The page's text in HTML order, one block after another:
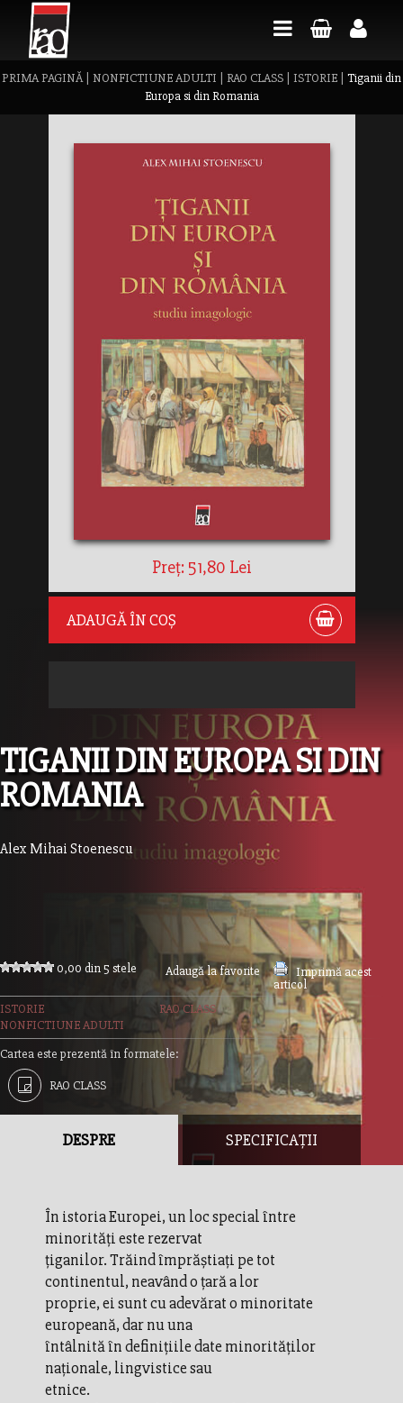
PRIMA PAGINĂ| NONFICTIUNE ADULTI RAO CLASS ISTORIE
Tiganii din
Europa si din Romania
Preț: 51,80 Lei
ADAUGĂ ÎN COȘ
TIGANII DIN EUROPA SI DIN
ROMANIA
Alex Mihai Stoenescu
0,00 din 5 stele Adaugă la favorite
Imprimă acest
articol
ISTORIE
RAO CLASS
NONFICTIUNE ADULTI
Cartea este prezentă în formatele:
RAO CLASS
DESPRE SPECIFICAȚII
În istoria Europei, un loc special între
minorităţi este rezervat
ţiganilor. Trăind împrăştiaţi pe tot
continentul, neavând o ţară a lor
proprie, ei sunt cu adevărat o minoritate
europeană, dar nu una
întâlnită în definiţiile date minorităţilor
naţionale, lingvistice sau
etnice.